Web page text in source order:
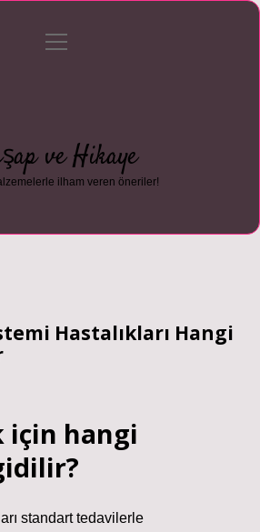
Gizlilik Politikası
menüyü
ve Hikaye
ilham veren öneriler!
Hastalıkları Hangi
için hangi
standart tedavilerle